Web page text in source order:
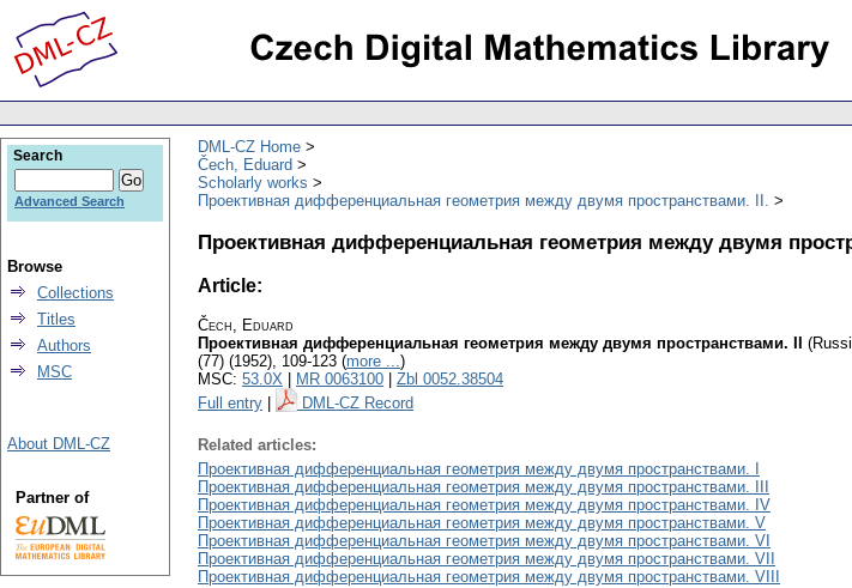
DML-CZ Home
Čech, Eduard
Scholarly works
Проективная дифференциальная геометрия между двумя пространствами. II.
Проективная дифференциальная геометрия между двумя
Article:
Čech, Eduard
Проективная дифференциальная геометрия между двумя пространствами. II
(77) (1952), 109-123 (more ...)
MSC: 53.0X MR 0063100
Zbl 0052.38504
Full entry
DML-CZ Record
Related articles:
Проективная дифференциальная геометрия между двумя пространствами. I
Проективная дифференциальная геометрия между двумя пространствами. III
Проективная дифференциальная геометрия между двумя пространствами. IV
Проективная дифференциальная геометрия между двумя пространствами. V
Проективная дифференциальная геометрия между двумя пространствами. VI
Проективная дифференциальная геометрия между двумя пространствами. VII
Проективная дифференциальная геометрия между двумя пространствами. VIII
Search
Advanced Search
Browse
Collections
Titles
Authors
MSC
About DML-CZ
Partner of